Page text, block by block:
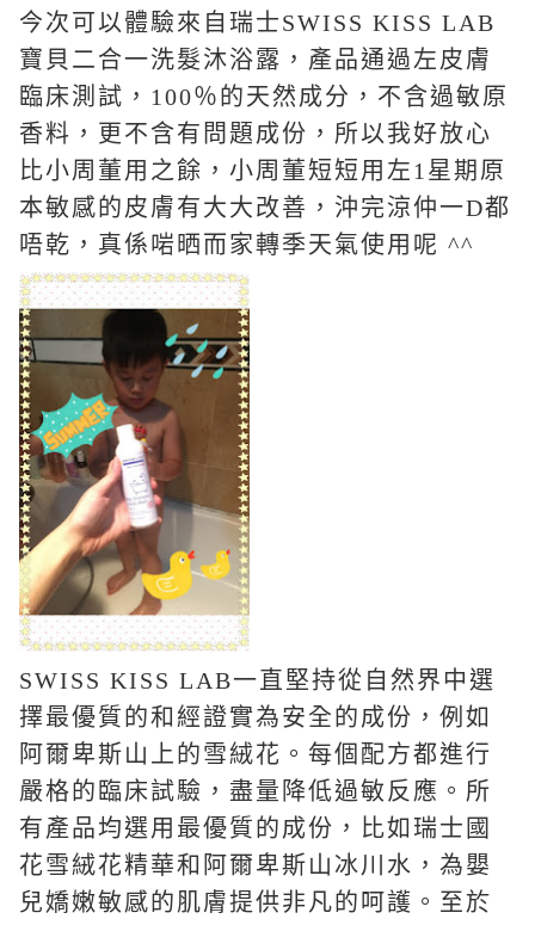
今次可以體驗來自 瑞士SWISS KISS LAB
寶貝二合一洗髮沐浴露， 產品通過左皮膚
臨床測試， 100％的天然成分， 不含過敏原
香料，更 不含有問題成份，所以我好放心
比小周董用之餘，小周董短短用左1星期原
本敏感的皮膚有大大改善，沖完涼仲一D都
唔乾，真係啱晒而家轉季天氣使用呢 ^^
SWISS KISS LAB一直堅持從自然界中選
擇最優質的和經證實為安全的成份，例如
阿爾卑斯山上的雪絨花。 每個配方都進行
嚴格的臨床試驗，盡量降低過敏反應。所
有產品均選用最優質的成份，比如瑞士國
花雪絨花精華和阿爾卑斯山冰川水，為嬰
兒嬌嫩敏感的肌膚提供非凡的呵護。至於